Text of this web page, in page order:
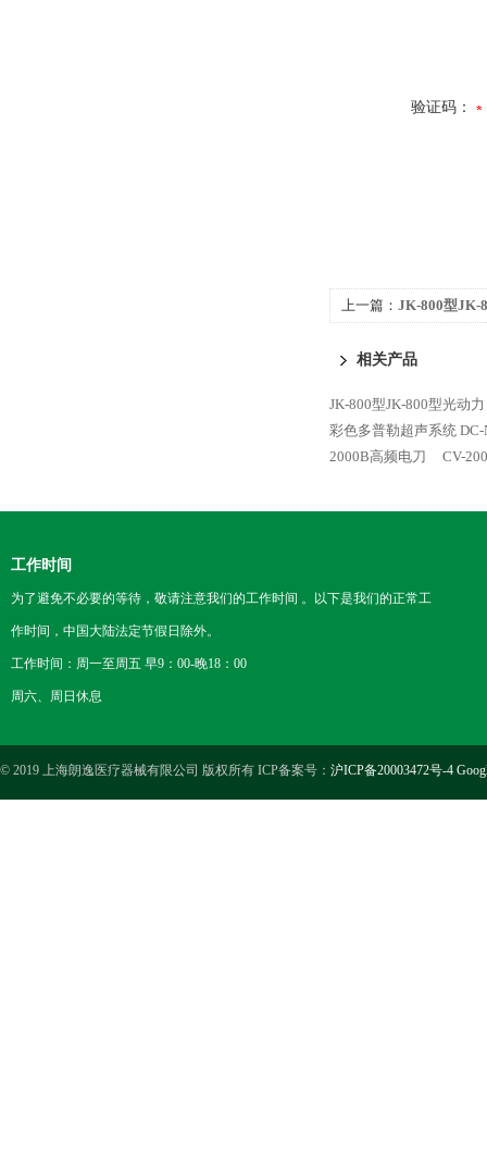
验证码：
上一篇： JK-800型JK-
相关产品
JK-800型JK-800型光动力
彩色多普勒超声系统 DC-
2000B高频电刀
CV-
工作时间
为了避免不必要的等待，敬请注意我们的工作时间 。以下是我们的正常工
作时间，中国大陆法定节假日除外。
工作时间：周一至周五 早9：00-晚18：00
周六、周日休息
© 2019 上海朗逸医疗器械有限公司 版权所有 ICP备案号： 沪ICP备20003472号-4